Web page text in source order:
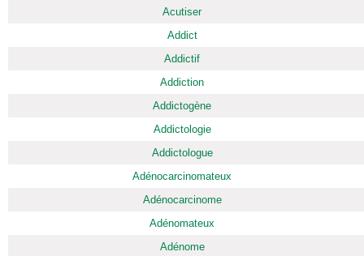
Acutiser
Addict
Addictif
Addiction
Addictogène
Addictologie
Addictologue
Adénocarcinomateux
Adénocarcinome
Adénomateux
Adénome